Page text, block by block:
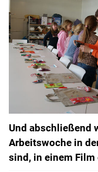
Und abschließend
Arbeitswoche in
sind, in einem Film